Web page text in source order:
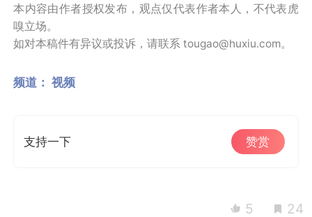
本内容由作者授权发布，观点仅代表作者本人，不代表虎
嗅立场。
如对本稿件有异议或投诉，请联系 tougao@huxiu.com。
频道： 视频
支持一下 赞赏
5 24